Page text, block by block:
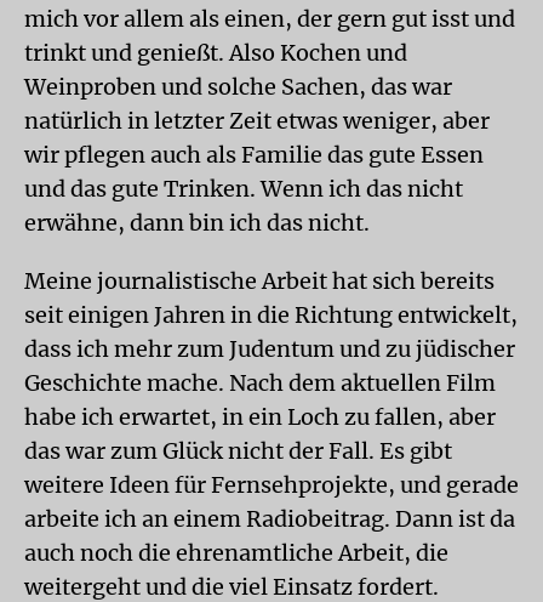
mich vor allem als einen, der gern gut isst und
trinkt und genießt. Also Kochen und
Weinproben und solche Sachen, das war
natürlich in letzter Zeit etwas weniger, aber
wir pflegen auch als Familie das gute Essen
und das gute Trinken. Wenn ich das nicht
erwähne, dann bin ich das nicht.
Meine journalistische Arbeit hat sich bereits
seit einigen Jahren in die Richtung entwickelt,
dass ich mehr zum Judentum und zu jüdischer
Geschichte mache. Nach dem aktuellen Film
habe ich erwartet, in ein Loch zu fallen, aber
das war zum Glück nicht der Fall. Es gibt
weitere Ideen für Fernsehprojekte, und gerade
arbeite ich an einem Radiobeitrag. Dann ist da
auch noch die ehrenamtliche Arbeit, die
weitergeht und die viel Einsatz fordert.